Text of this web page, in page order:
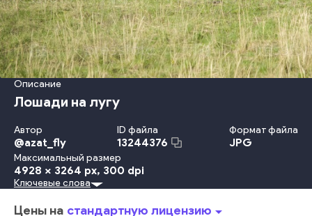
Описание
Лошади на лугу
Автор
@azat_fly
ID файла
13244376
Формат файла
JPG
Максимальный размер
4928 x 3264 px, 300 dpi
Поле Лето Природа
Ключевые слова
Цены на стандартную лицензиюarrow_drop_down